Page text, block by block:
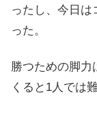
ったし、今日
った。
勝つための脚力
くると1人では